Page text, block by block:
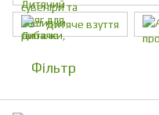
Дитяче взуття
Фільтр